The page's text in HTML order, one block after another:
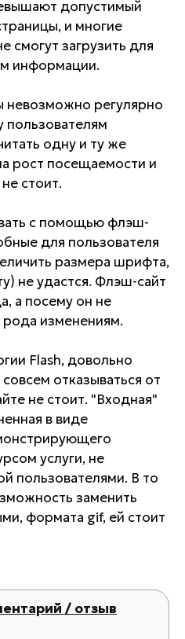
допустимый
и многие
смогут загрузить для
информации.
невозможно регулярно
пользователям
одну и ту же
рост посещаемости и
стоит.
с помощью флэш-
для пользователя
размера шрифта,
не удастся. Флэш-сайт
а посему он не
рода изменениям.
Flash, довольно
отказываться от
не стоит. "Входная"
в виде
услуги, не
пользователями. В то
заменить
формата gif, ей стоит
/ отзыв